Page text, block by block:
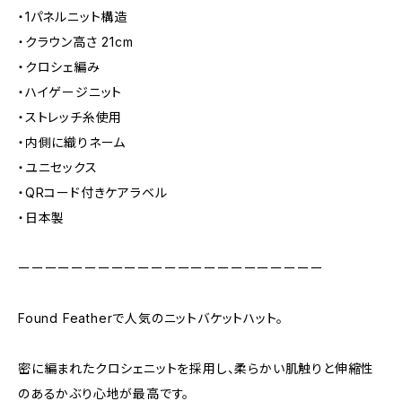
・1パネルニット構造
・クラウン高さ 21cm
・クロシェ編み
・ハイゲージニット
・ストレッチ糸使用
・内側に織りネーム
・ユニセックス
・QRコード付きケアラベル
・日本製
ーーーーーーーーーーーーーーーーーーーーーーー
Found Featherで人気のニットバケットハット。
密に編まれたクロシェニットを採用し、柔らかい肌触りと伸縮性
のあるかぶり心地が最高です。